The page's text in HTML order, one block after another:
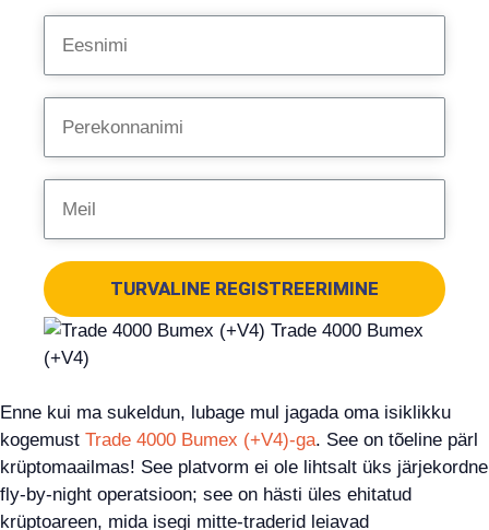
TURVALINE REGISTREERIMINE
Enne kui ma sukeldun, lubage mul jagada oma isiklikku
kogemust Trade 4000 Bumex (+V4)-ga. See on tõeline pärl
krüptomaailmas! See platvorm ei ole lihtsalt üks järjekordne
fly-by-night operatsioon; see on hästi üles ehitatud
krüptoareen, mida isegi mitte-traderid leiavad